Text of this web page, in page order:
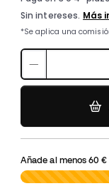
Añade al menos60 €
0,00 €